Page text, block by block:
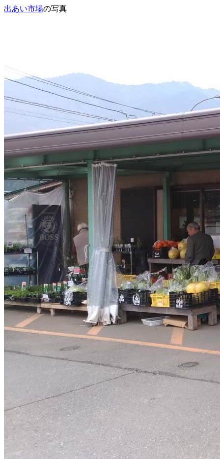
出あい市場の写真